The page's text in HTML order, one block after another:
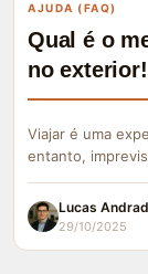
AJUDA (FAQ)
Qual é o
no exterior!
Viajar é uma
entanto,
Lucas
29/10/2025